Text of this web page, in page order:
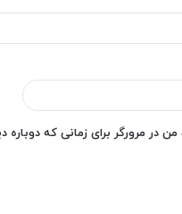
در مرورگر برای زمانی که